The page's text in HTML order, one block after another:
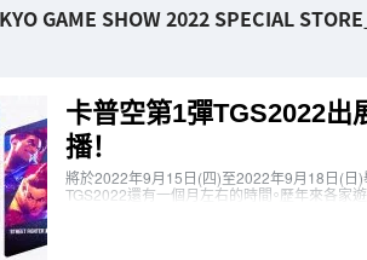
GAME SHOW 2022 SPECIAL STORE